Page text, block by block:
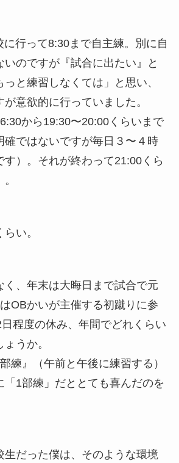
行って8:30まで自主練。別に自
いのですが『試合に出たい』と
と練習しなくては」と思い、
意欲的に行っていました。
から19:30〜20:00くらいまで
確ではないですが毎日３〜４時
す）。それが終わって21:00くら
い。
く、年末は大晦日まで試合で元
OBかいが主催する初蹴りに参
程度の休み、年間でどれくらい
うか。
練』（午前と午後に練習する）
「1部練」だととても喜んだのを
生だった僕は、そのような環境